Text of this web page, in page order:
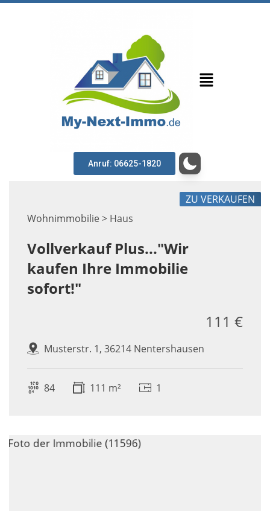
Anruf: 06625-1820
Wohnimmobilie > Haus
ZU VERKAUFEN
Vollverkauf Plus..."Wir
kaufen Ihre Immobilie
sofort!"
Musterstr. 1, 36214 Nentershausen
111 €
84 111 m² 1